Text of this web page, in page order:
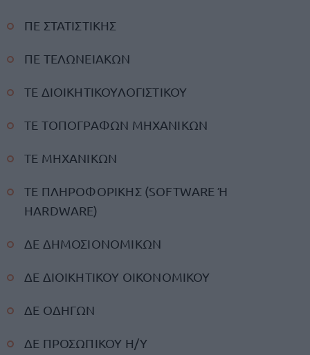
ΠΕ ΣΤΑΤΙΣΤΙΚΗΣ
ΠΕ ΤΕΛΩΝΕΙΑΚΩΝ
ΤΕ ΔΙΟΙΚΗΤΙΚΟΥΛΟΓΙΣΤΙΚΟΥ
ΤΕ ΤΟΠΟΓΡΑΦΩΝ ΜΗΧΑΝΙΚΩΝ
ΤΕ ΜΗΧΑΝΙΚΩΝ
ΤΕ ΠΛΗΡΟΦΟΡΙΚΗΣ (SOFTWARE Ή
HARDWARE)
ΔΕ ΔΗΜΟΣΙΟΝΟΜΙΚΩΝ
ΔΕ ΔΙΟΙΚΗΤΙΚΟΥ ΟΙΚΟΝΟΜΙΚΟΥ
ΔΕ ΟΔΗΓΩΝ
ΔΕ ΠΡΟΣΩΠΙΚΟΥ Η/Υ